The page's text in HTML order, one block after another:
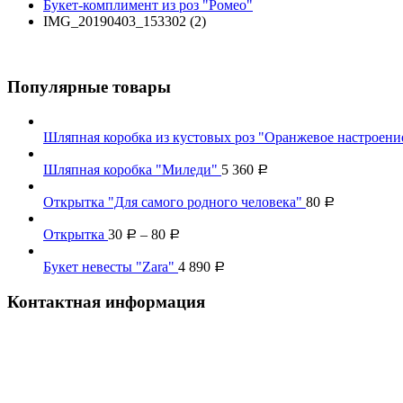
Букет-комплимент из роз "Ромео"
IMG_20190403_153302 (2)
Популярные товары
Шляпная коробка из кустовых роз "Оранжевое
Шляпная коробка "Миледи" 5 360 Р
Открытка "Для самого родного человека" 80 Р
Открытка 30 Р – 80 Р
Букет невесты "Zara" 4 890 Р
Контактная информация